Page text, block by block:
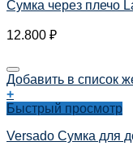
Сумка через плечо
12.800 ₽
Добавить в список
+
Быстрый просмотр
Versado Сумка для